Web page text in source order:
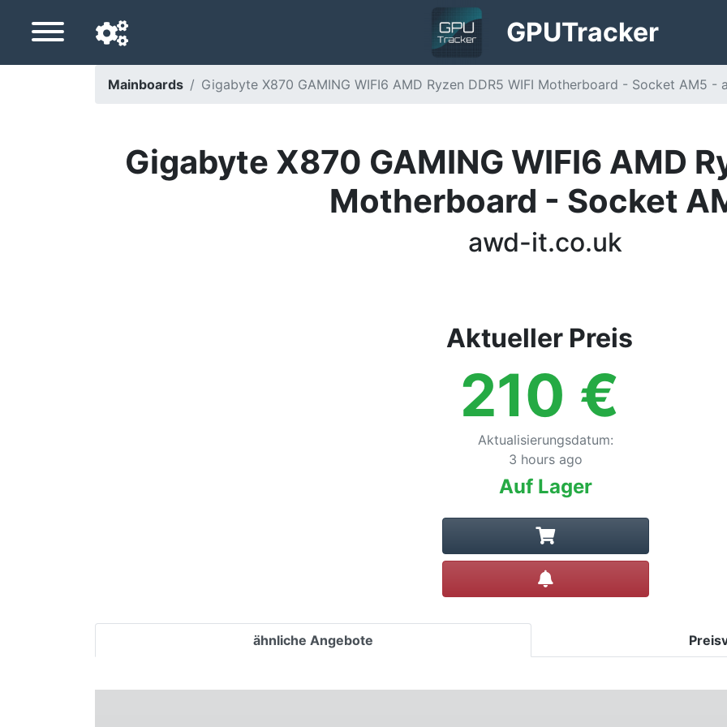
GPUTracker
Mainboards Gigabyte X870 GAMING WIFI6 AMD Ryzen DDR5 WIFI Motherboard - Socket AM5 -
Gigabyte X870 GAMING WIFI6 AMD
Motherboard - Socket
awd-it.co.uk
Aktueller Preis
210 €
Aktualisierungsdatum:
3 hours ago
Auf Lager
ähnliche Angebote